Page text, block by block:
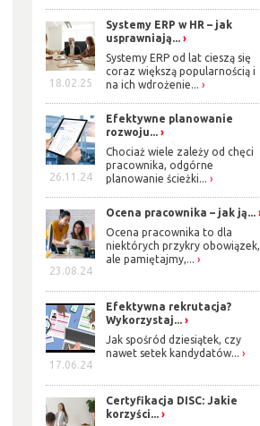
18.02.25
Systemy ERP w HR – jak
usprawniają...
Systemy ERP od lat cieszą się
coraz większą popularnością i
na ich wdrożenie...
26.11.24
Efektywne planowanie
rozwoju...
Chociaż wiele zależy od chęci
pracownika, odgórne
planowanie ścieżki...
23.08.24
Ocena pracownika – jak ją...
Ocena pracownika to dla
niektórych przykry obowiązek,
ale pamiętajmy,...
17.06.24
Efektywna rekrutacja?
Wykorzystaj...
Jak spośród dziesiątek, czy
nawet setek kandydatów...
Certyfikacja DISC: Jakie
korzyści...